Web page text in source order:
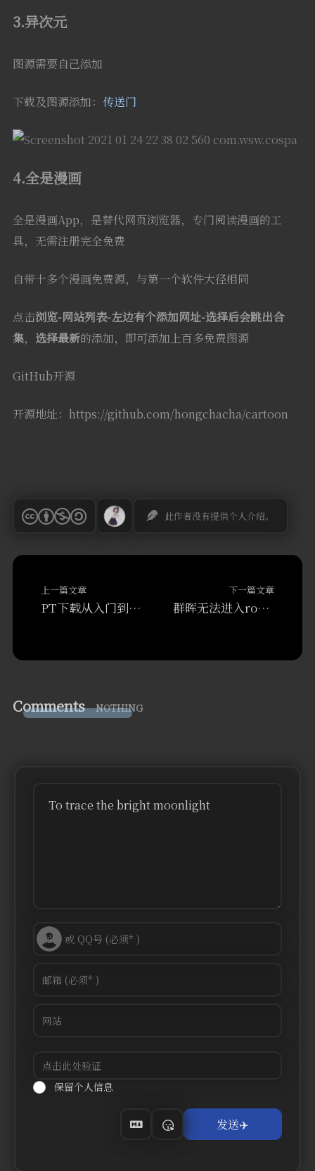
3.异次元
图源需要自己添加
下载及图源添加： 传送门
4.全是漫画
全是漫画App，是替代网页浏览器，专门阅读漫画的工
具，无需注册完全免费
自带十多个漫画免费源，与第一个软件大径相同
点击浏览-网站列表-左边有个添加网址-选择后会跳出合
集， 选择最新的添加，即可添加上百多免费图源
GitHub开源
开源地址：https://github.com/hongchacha/cartoon
此作者没有提供个人介绍。
上一篇文章
PT下载从入门到放弃——什么是PT？怎么玩PT？
下一篇文章
群晖无法进入root，不能sudo解决办法
Comments NOTHING
To trace the bright moonlight
保留个人信息